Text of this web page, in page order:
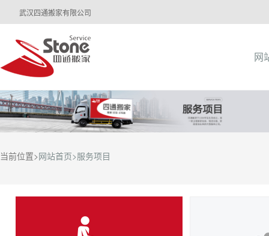
武汉四通搬家有限公司
网
当前位置>网站首页>服务项目